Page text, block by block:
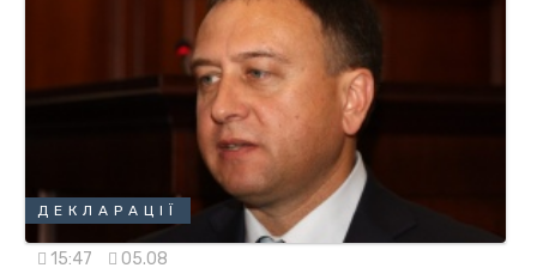
ДЕКЛАРАЦІЇ
15:47 05.08